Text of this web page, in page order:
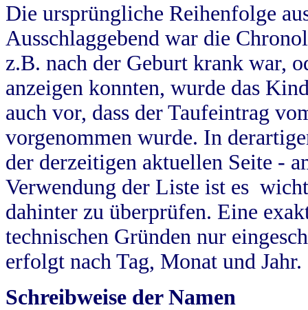
Die ursprüngliche Reihenfolge
Ausschlaggebend war die
z.B. nach der Geburt krank war,
anzeigen konnten, wurde das
auch vor, dass der Taufeintrag
vorgenommen wurde. In
der derzeitigen aktuellen Seite -
Verwendung der Liste ist es
dahinter zu überprüfen. Eine
technischen Gründen nur
erfolgt nach Tag, Monat und Jahr.
Schreibweise der Namen